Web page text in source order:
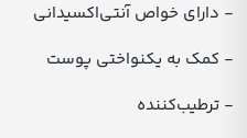
- دارای خواص آنتی‌اکسیدانی
- کمک به یکنواختی پوست
- ترطیب‌کننده